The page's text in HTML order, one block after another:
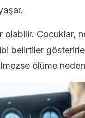
Çocuklar,
belirtiler
ölüme